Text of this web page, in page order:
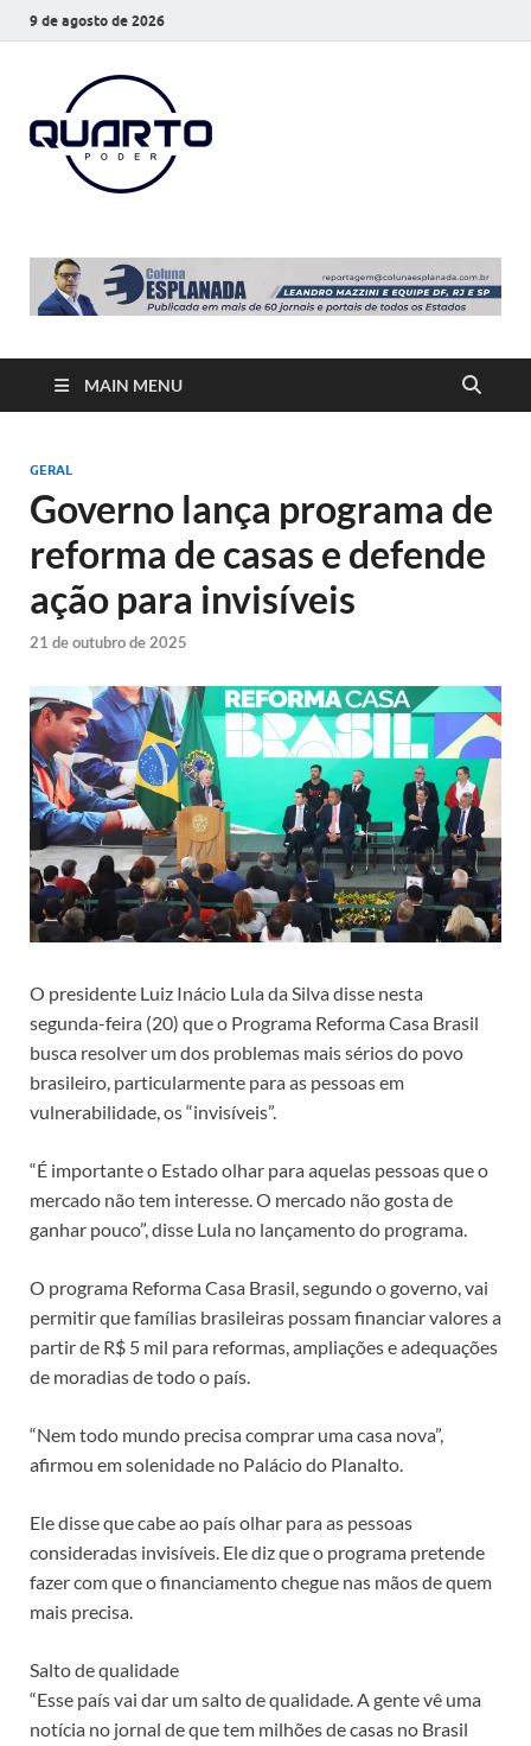
9 de agosto de 2026
MAIN MENU
GERAL
Governo lança programa de
reforma de casas e defende
ação para invisíveis
21 de outubro de 2025
O presidente Luiz Inácio Lula da Silva disse nesta
segunda-feira (20) que o Programa Reforma Casa Brasil
busca resolver um dos problemas mais sérios do povo
brasileiro, particularmente para as pessoas em
vulnerabilidade, os “invisíveis”.
“É importante o Estado olhar para aquelas pessoas que o
mercado não tem interesse. O mercado não gosta de
ganhar pouco”, disse Lula no lançamento do programa.
O programa Reforma Casa Brasil, segundo o governo, vai
permitir que famílias brasileiras possam financiar valores a
partir de R$ 5 mil para reformas, ampliações e adequações
de moradias de todo o país.
“Nem todo mundo precisa comprar uma casa nova”,
afirmou em solenidade no Palácio do Planalto.
Ele disse que cabe ao país olhar para as pessoas
consideradas invisíveis. Ele diz que o programa pretende
fazer com que o financiamento chegue nas mãos de quem
mais precisa.
Salto de qualidade
“Esse país vai dar um salto de qualidade. A gente vê uma
notícia no jornal de que tem milhões de casas no Brasil